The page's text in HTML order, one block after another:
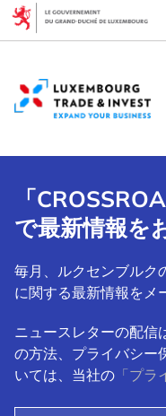
「
で最新情報を
毎月、ルクセンブルク
に関する最新情報をメ
ニュースレターの配信
の方法、プライバシー
いては、当社の 「プラ
Cookies management